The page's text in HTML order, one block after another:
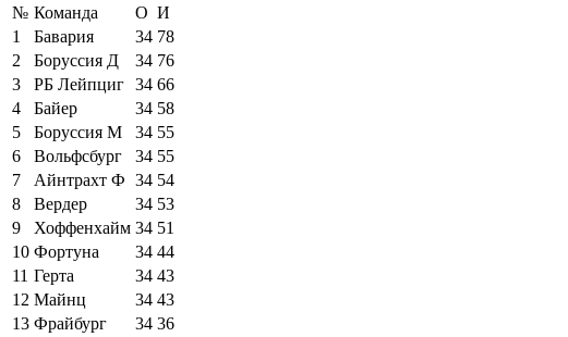
№ Команда О И
1
Бавария 34 78
2
Боруссия Д 34 76
3
РБ Лейпциг 34 66
4
Байер 34 58
5
Боруссия М 34 55
6
Вольфсбург 34 55
7
Айнтрахт Ф 34 54
8
Вердер 34 53
9
Хоффенхайм 34 51
10 Фортуна 34 44
11 Герта 34 43
12 Майнц 34 43
13 Фрайбург 34 36